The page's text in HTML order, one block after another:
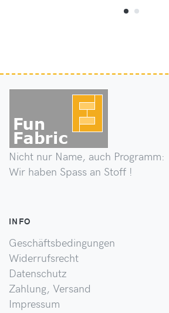
Nicht nur Name, auch Programm:
Wir haben Spass an Stoff !
INFO
Geschäftsbedingungen
Widerrufsrecht
Datenschutz
Zahlung, Versand
Impressum